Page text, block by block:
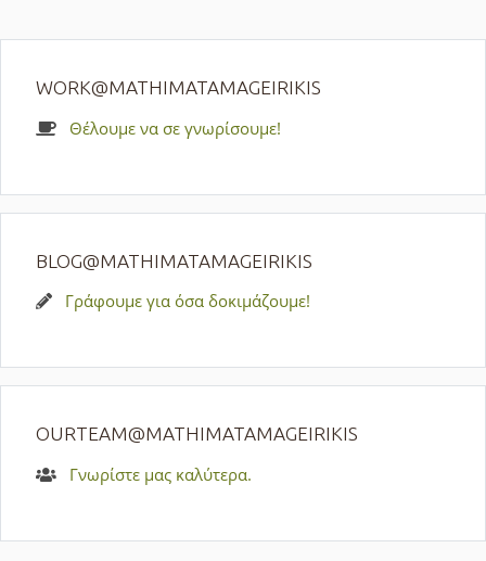
WORK@MATHIMATAMAGEIRIKIS
Θέλουμε να σε γνωρίσουμε!
BLOG@MATHIMATAMAGEIRIKIS
Γράφουμε για όσα δοκιμάζουμε!
OURTEAM@MATHIMATAMAGEIRIKIS
Γνωρίστε μας καλύτερα.